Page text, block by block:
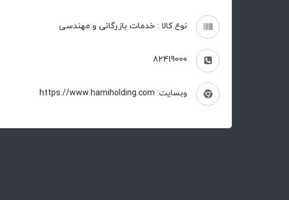
نوع کالا : خدمات بازرگانی و مهندسی
82419000
وبسایت: https://www.hamiholding.com